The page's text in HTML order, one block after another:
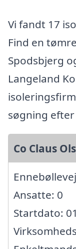
Vi fandt 17
Find en
Spodsbjerg
Langeland
søgning
Co Claus
Ansatte: 0
Startdato: